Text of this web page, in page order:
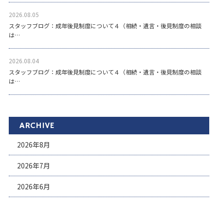
2026.08.05
スタッフブログ：成年後見制度について４（相続・遺言・後見制度の相談
は…
2026.08.04
スタッフブログ：成年後見制度について４（相続・遺言・後見制度の相談
は…
ARCHIVE
2026年8月
2026年7月
2026年6月